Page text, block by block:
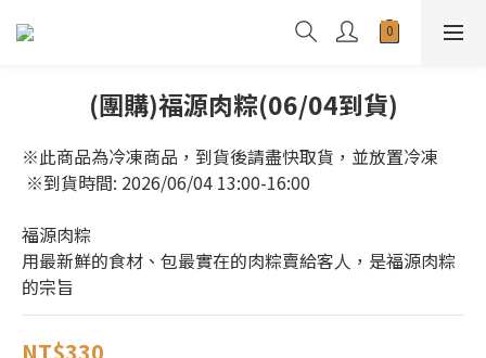
(團購)福源肉粽(06/04到貨)
※此商品為冷凍商品，到貨後請盡快取貨，並放置冷凍
※到貨時間: 2026/06/04 13:00-16:00
福源肉粽
用最新鮮的食材、包最實在的肉粽賣給客人，是福源肉粽
的宗旨